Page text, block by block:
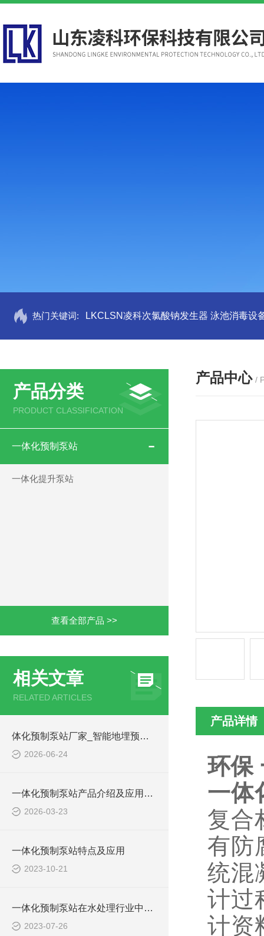
热门关键词: LKCLSN凌科次氯酸钠发生器 泳池消毒设
产品分类
PRODUCT CLASSIFICATION
一体化预制泵站
一体化提升泵站
查看全部产品 >>
相关文章
RELATED ARTICLES
体化预制泵站厂家_智能地埋预制泵站-凌科环保
2026-06-24
一体化预制泵站产品介绍及应用范围
2026-03-23
一体化预制泵站特点及应用
2023-10-21
一体化预制泵站在水处理行业中的应用
2023-07-26
产品中心 /
产品详情
环保
一体
复合
有防
统混
计过
计资